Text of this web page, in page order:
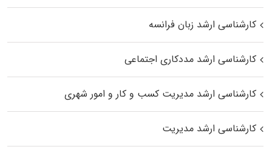
کارشناسی ارشد زبان فرانسه
کارشناسی ارشد مددکاری اجتماعی
کارشناسی ارشد مدیریت کسب و کار و امور شهری
کارشناسی ارشد مدیریت